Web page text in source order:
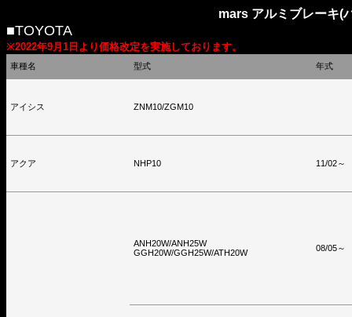
mars アルミブレーキ(
■TOYOTA
※2022年9月1日より価格改定を実施しております。
車種名 型式 年式
アイシス ZNM10/ZGM10
アクア NHP10 11/02～
ANH20W/ANH25W
GGH20W/GGH25W/ATH20W
08/05～